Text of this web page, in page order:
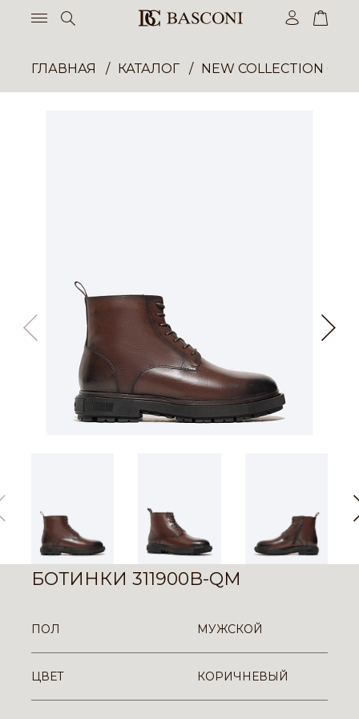
ГЛАВНАЯ КАТАЛОГ NEW COLLECTION
БОТИНКИ 311900B-QM
ПОЛ МУЖСКОЙ
ЦВЕТ КОРИЧНЕВЫЙ